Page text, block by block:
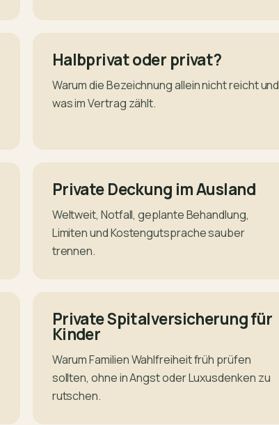
Halbprivat oder privat?
Warum die Bezeichnung allein nicht reicht und
was im Vertrag zählt.
Private Deckung im Ausland
Weltweit, Notfall, geplante Behandlung,
Limiten und Kostengutsprache sauber
trennen.
Private Spitalversicherung für
Kinder
Warum Familien Wahlfreiheit früh prüfen
sollten, ohne in Angst oder Luxusdenken zu
rutschen.